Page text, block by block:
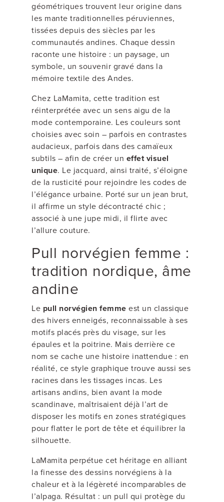
géométriques trouvent leur origine dans
les mante traditionnelles péruviennes,
tissées depuis des siècles par les
communautés andines. Chaque dessin
raconte une histoire : un paysage, un
symbole, un souvenir gravé dans la
mémoire textile des Andes.
Chez LaMamita, cette tradition est
réinterprétée avec un sens aigu de la
mode contemporaine. Les couleurs sont
choisies avec soin – parfois en contrastes
audacieux, parfois dans des camaïeux
subtils – afin de créer un effet visuel
unique. Le jacquard, ainsi traité, s’éloigne
de la rusticité pour rejoindre les codes de
l’élégance urbaine. Porté sur un jean brut,
il affirme un style décontracté chic ;
associé à une jupe midi, il flirte avec
l’allure couture.
Pull norvégien femme :
tradition nordique, âme
andine
Le pull norvégien femme est un classique
des hivers enneigés, reconnaissable à ses
motifs placés près du visage, sur les
épaules et la poitrine. Mais derrière ce
nom se cache une histoire inattendue : en
réalité, ce style graphique trouve aussi ses
racines dans les tissages incas. Les
artisans andins, bien avant la mode
scandinave, maîtrisaient déjà l’art de
disposer les motifs en zones stratégiques
pour flatter le port de tête et équilibrer la
silhouette.
LaMamita perpétue cet héritage en alliant
la finesse des dessins norvégiens à la
chaleur et à la légèreté incomparables de
l’alpaga. Résultat : un pull qui protège du